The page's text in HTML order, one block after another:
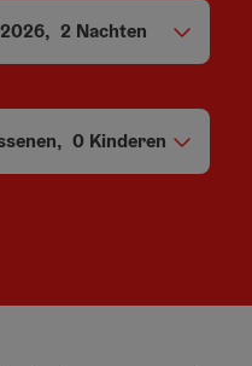
, 2 Nachten
, 0 Kinderen